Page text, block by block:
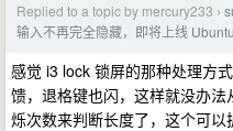
Replied to a topic by mercury233 ›
输入不再完全隐藏，即将上线
感觉 i3 lock 锁屏的那种处理方
馈，退格键也闪，这样就没办
烁次数来判断长度了，这个可